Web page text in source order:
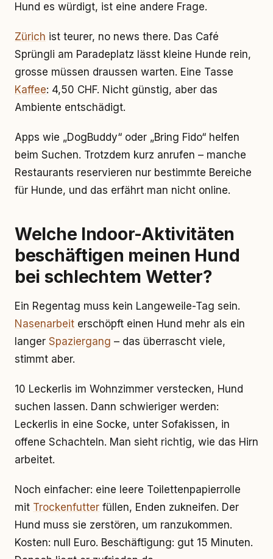
Hund es würdigt, ist eine andere Frage.
Zürich ist teurer, no news there. Das Café
Sprüngli am Paradeplatz lässt kleine Hunde rein,
grosse müssen draussen warten. Eine Tasse
Kaffee: 4,50 CHF. Nicht günstig, aber das
Ambiente entschädigt.
Apps wie „DogBuddy“ oder „Bring Fido“ helfen
beim Suchen. Trotzdem kurz anrufen – manche
Restaurants reservieren nur bestimmte Bereiche
für Hunde, und das erfährt man nicht online.
Welche Indoor-Aktivitäten
beschäftigen meinen Hund
bei schlechtem Wetter?
Ein Regentag muss kein Langeweile-Tag sein.
Nasenarbeit erschöpft einen Hund mehr als ein
langer Spaziergang – das überrascht viele,
stimmt aber.
10 Leckerlis im Wohnzimmer verstecken, Hund
suchen lassen. Dann schwieriger werden:
Leckerlis in eine Socke, unter Sofakissen, in
offene Schachteln. Man sieht richtig, wie das Hirn
arbeitet.
Noch einfacher: eine leere Toilettenpapierrolle
mit Trockenfutter füllen, Enden zukneifen. Der
Hund muss sie zerstören, um ranzukommen.
Kosten: null Euro. Beschäftigung: gut 15 Minuten.